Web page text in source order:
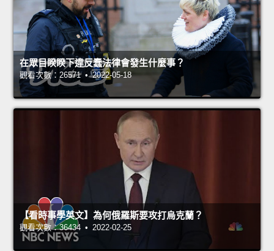
在眾目睽睽下違反蠢法律會發生什麼事？
觀看次數：26571 • 2022-05-18
【看時事學英文】為何俄羅斯要攻打烏克蘭？
觀看次數：36434 • 2022-02-25